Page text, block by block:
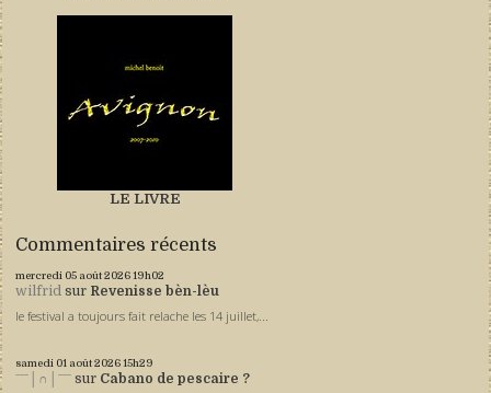
LE LIVRE
Commentaires récents
mercredi 05 août 202619h02
wilfrid sur Revenisse bèn-lèu
le festival a toujours fait relache les 14 juillet,...
samedi 01 août 202615h29
ˉˉˉ│∩│ˉˉˉ sur Cabano de pescaire ?